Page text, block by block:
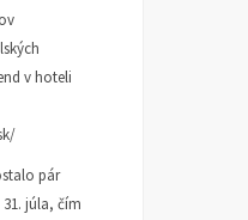
v hoteli
pár
júla, čím